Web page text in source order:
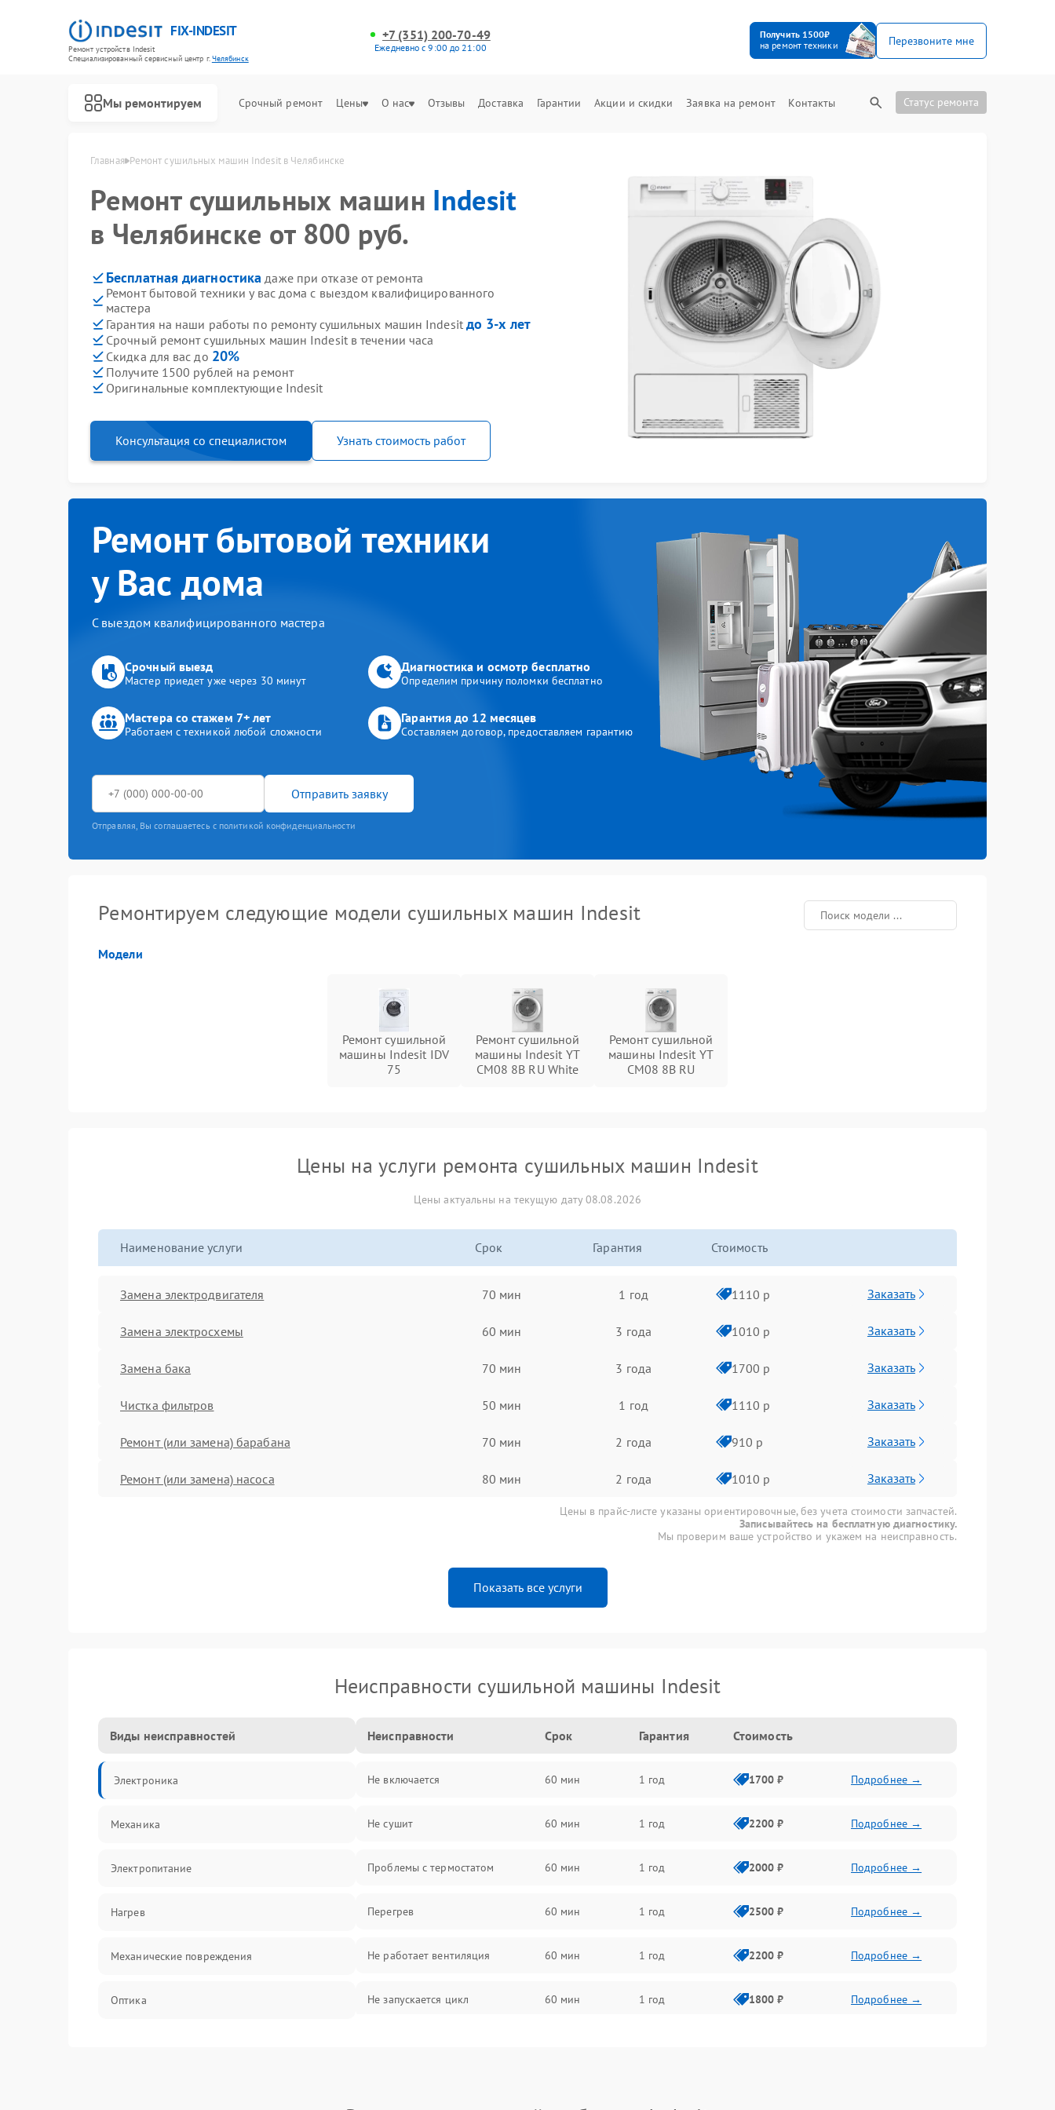
FIX-INDESIT
Ремонт устройств Indesit
Специализированный cервисный центр г.Челябинск
+7 (351) 200-70-49
Ежедневно с 9:00 до 21:00
Получить 1500₽
на ремонт техники
Перезвоните мне
Мы ремонтируем Срочный ремонт Цены О нас Отзывы Доставка Гарантии Акции и скидки Заявка на ремонт Контакты Статус ремонта
Главная Ремонт сушильных машин Indesit в Челябинске
Ремонт сушильных машин Indesit
в Челябинске от 800 руб.
Бесплатная диагностика даже при отказе от ремонта
Ремонт бытовой техники у вас дома с выездом квалифицированного
мастера
Гарантия на наши работы по ремонту сушильных машин Indesit до 3-х лет
Срочный ремонт сушильных машин Indesit в течении часа
Скидка для вас до 20%
Получите 1500 рублей на ремонт
Оригинальные комплектующие Indesit
Консультация со специалистом Узнать стоимость работ
Ремонт бытовой техники
у Вас дома
С выездом квалифицированного мастера
Срочный выезд
Мастер приедет уже через 30 минут
Диагностика и осмотр бесплатно
Определим причину поломки бесплатно
Мастера со стажем 7+ лет
Работаем с техникой любой сложности
Гарантия до 12 месяцев
Составляем договор, предоставляем гарантию
Отправить заявку
Отправляя, Вы соглашаетесь с политикой конфиденциальности
Ремонтируем следующие модели сушильных машин Indesit
Модели
Ремонт сушильной
машины Indesit IDV
75
Ремонт сушильной
машины Indesit YT
CM08 8B RU White
Ремонт сушильной
машины Indesit YT
CM08 8B RU
Цены на услуги ремонта сушильных машин Indesit
Цены актуальны на текущую дату 08.08.2026
Наименование услуги Срок Гарантия Стоимость
Замена электродвигателя 70 мин 1 год 1110 р Заказать
Замена электросхемы 60 мин 3 года 1010 р Заказать
Замена бака 70 мин 3 года 1700 р Заказать
Чистка фильтров 50 мин 1 год 1110 р Заказать
Ремонт (или замена) барабана 70 мин 2 года 910 р Заказать
Ремонт (или замена) насоса 80 мин 2 года 1010 р Заказать
Цены в прайс-листе указаны ориентировочные, без учета стоимости запчастей.
Записывайтесь на бесплатную диагностику.
Мы проверим ваше устройство и укажем на неисправность.
Показать все услуги
Неисправности сушильной машины Indesit
Виды неисправностей
Электроника
Механика
Электропитание
Нагрев
Механические повреждения
Оптика
Неисправности Срок Гарантия Стоимость
Не включается 60 мин 1 год 1700 ₽ Подробнее →
Не сушит 60 мин 1 год 2200 ₽ Подробнее →
Проблемы с термостатом 60 мин 1 год 2000 ₽ Подробнее →
Перегрев 60 мин 1 год 2500 ₽ Подробнее →
Не работает вентиляция 60 мин 1 год 2200 ₽ Подробнее →
Не запускается цикл 60 мин 1 год 1800 ₽ Подробнее →